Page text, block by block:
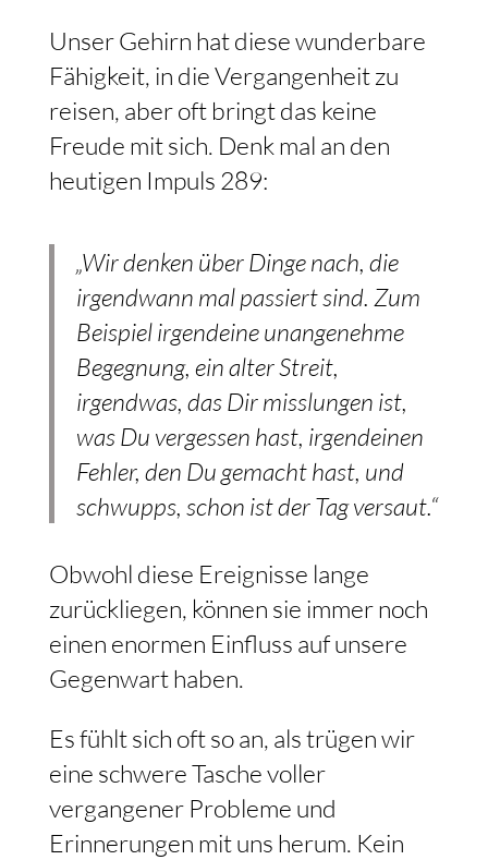
Unser Gehirn hat diese wunderbare
Fähigkeit, in die Vergangenheit zu
reisen, aber oft bringt das keine
Freude mit sich. Denk mal an den
heutigen Impuls 289:
„Wir denken über Dinge nach, die
irgendwann mal passiert sind. Zum
Beispiel irgendeine unangenehme
Begegnung, ein alter Streit,
irgendwas, das Dir misslungen ist,
was Du vergessen hast, irgendeinen
Fehler, den Du gemacht hast, und
schwupps, schon ist der Tag versaut.“
Obwohl diese Ereignisse lange
zurückliegen, können sie immer noch
einen enormen Einfluss auf unsere
Gegenwart haben.
Es fühlt sich oft so an, als trügen wir
eine schwere Tasche voller
vergangener Probleme und
Erinnerungen mit uns herum. Kein